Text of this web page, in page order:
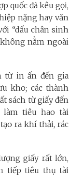
quốc đã kêu gọi,
nặng hay văn
“dấu chân sinh
nằm ngoài
từ in ấn đến gia
kho; các thành
sách từ giấy đến
làm tiêu hao tài
ra khí thải, rác
giấy rất lớn,
tiếp tiêu thụ tài